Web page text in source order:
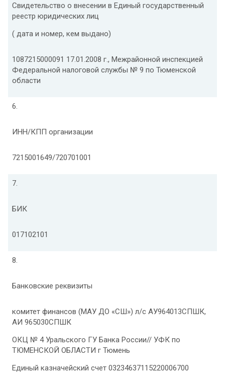
Свидетельство о внесении в Единый государственный
реестр юридических лиц
( дата и номер, кем выдано)
1087215000091 17.01.2008 г., Межрайонной инспекцией
Федеральной налоговой службы № 9 по Тюменской
области
6.
ИНН/КПП организации
7215001649/720701001
7.
БИК
017102101
8.
Банковские реквизиты
комитет финансов (МАУ ДО «СШ») л/с АУ964013СПШК,
АИ 965030СПШК
ОКЦ № 4 Уральского ГУ Банка России// УФК по
ТЮМЕНСКОЙ ОБЛАСТИ г Тюмень
Единый казначейский счет 03234637115220006700